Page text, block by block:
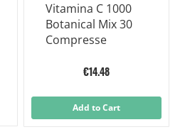
Vitamina C 1000
Botanical Mix 30
Compresse
€14.48
Add to Cart